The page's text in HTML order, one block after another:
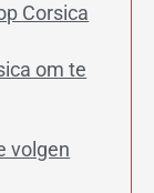
Corsica
om te
volgen